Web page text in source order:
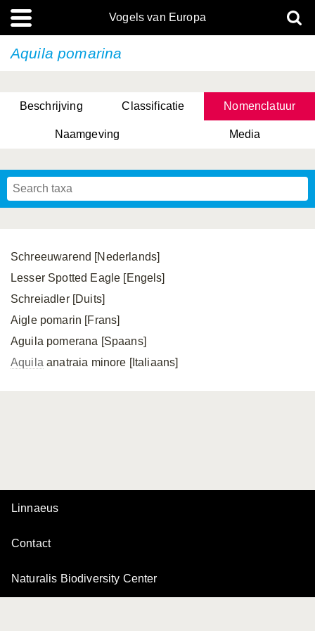
Vogels van Europa
Aquila pomarina
Beschrijving Classificatie Nomenclatuur
Naamgeving Media
Schreeuwarend [Nederlands]
Lesser Spotted Eagle [Engels]
Schreiadler [Duits]
Aigle pomarin [Frans]
Aguila pomerana [Spaans]
Aquila anatraia minore [Italiaans]
Linnaeus
Contact
Naturalis Biodiversity Center